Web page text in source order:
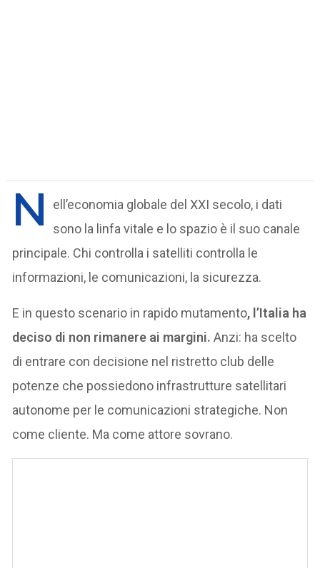
N
ell’economia globale del XXI secolo, i dati
sono la linfa vitale e lo spazio è il suo canale
principale. Chi controlla i satelliti controlla le
informazioni, le comunicazioni, la sicurezza.
E in questo scenario in rapido mutamento, l’Italia ha
deciso di non rimanere ai margini.Anzi: ha scelto
di entrare con decisione nel ristretto club delle
potenze che possiedono infrastrutture satellitari
autonome per le comunicazioni strategiche. Non
come cliente. Ma come attore sovrano.